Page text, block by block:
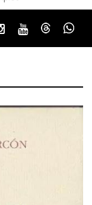
Instagram
YoutubeThreads